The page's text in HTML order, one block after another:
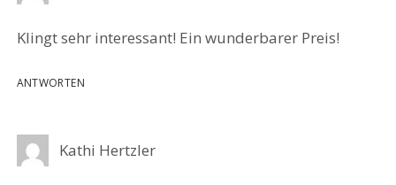
Klingt sehr interessant! Ein wunderbarer Preis!
ANTWORTEN
Kathi Hertzler